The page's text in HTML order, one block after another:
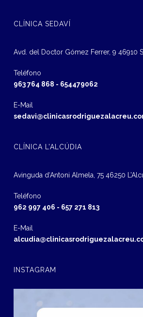
CLÍNICA SEDAVÍ
Avd. del Doctor Gómez Ferrer, 9 46910
Teléfono
963 764 868 - 654479062
E-Mail
CLÍNICA L’ALCÚDIA
Avinguda d‘Antoni Almela, 75 46250
Teléfono
962 997 406 - 657 271 813
E-Mail
INSTAGRAM